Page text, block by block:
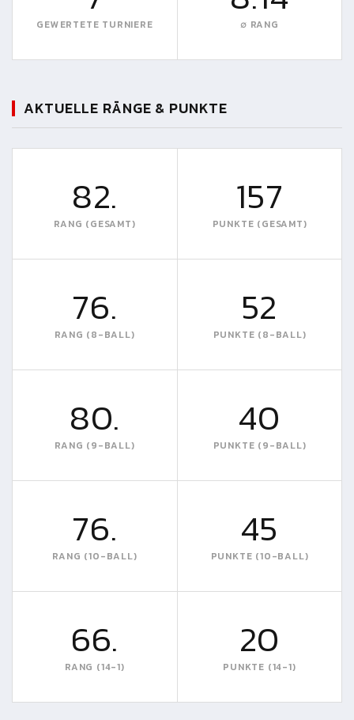
GEWERTETE TURNIERE ∅ RANG
AKTUELLE RÄNGE & PUNKTE
82.
RANG (GESAMT)
157
PUNKTE (GESAMT)
76.
RANG (8-BALL)
52
PUNKTE (8-BALL)
80.
RANG (9-BALL)
40
PUNKTE (9-BALL)
76.
RANG (10-BALL)
45
PUNKTE (10-BALL)
66.
RANG (14-1)
20
PUNKTE (14-1)